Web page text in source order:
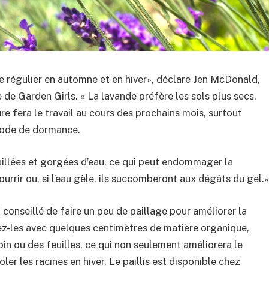
régulier en automne et en hiver», déclare Jen McDonald,
Garden Girls. « La lavande préfère les sols plus secs,
fera le travail au cours des prochains mois, surtout
de dormance.
et gorgées d’eau, ce qui peut endommager la
ou, si l’eau gèle, ils succomberont aux dégâts du gel.»
de faire un peu de paillage pour améliorer la
les avec quelques centimètres de matière organique,
ou des feuilles, ce qui non seulement améliorera le
les racines en hiver. Le paillis est disponible chez